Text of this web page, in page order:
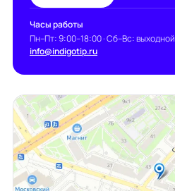
Часы работы
Пн–Пт: 9:00–18:00 · Сб–Вс: выходной
info@indigotip.ru